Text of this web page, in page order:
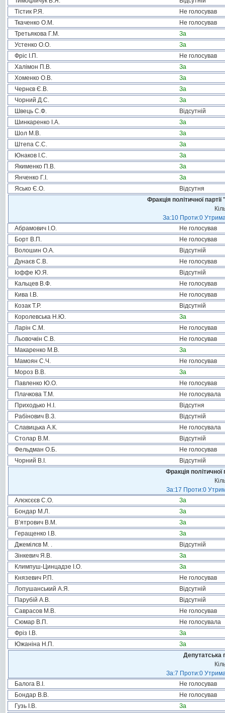
Тістик Р.Я.
Не голосував
Ткаченко О.М.
Не голосував
Третьякова Г.М.
За
Устенко О.О.
За
Фріс І.П.
Не голосував
Халімон П.В.
За
Хоменко О.В.
За
Чернєв Є.В.
За
Чорний Д.С.
За
Швець С.Ф.
Відсутній
Шинкаренко І.А.
За
Шол М.В.
За
Штепа С.С.
За
Юнаков І.С.
За
Якименко П.В.
За
Янченко Г.І.
За
Ясько Є.О.
Відсутня
Фракція політичної
За:10 Проти:0
Абрамович І.О.
Не голосував
Борт В.П.
Не голосував
Волошин О.А.
Відсутній
Дунаєв С.В.
Не голосував
Іоффе Ю.Я.
Відсутній
Кальцев В.Ф.
Не голосував
Кива І.В.
Не голосував
Козак Т.Р.
Відсутній
Королевська Н.Ю.
За
Ларін С.М.
Не голосував
Льовочкін С.В.
Не голосував
Макаренко М.В.
За
Мамоян С.Ч.
Не голосував
Мороз В.В.
За
Павленко Ю.О.
Не голосував
Плачкова Т.М.
Не голосувала
Приходько Н.І.
Відсутня
Рабінович В.З.
Відсутній
Славицька А.К.
Не голосувала
Столар В.М.
Відсутній
Фельдман О.Б.
Не голосував
Чорний В.І.
Відсутній
Фракція
За:17 Проти:0
Алєксєєв С.О.
За
Бондар М.Л.
За
В’ятрович В.М.
За
Геращенко І.В.
За
Джемілєв М. .
Відсутній
Зінкевич Я.В.
За
Климпуш-Цинцадзе І.О.
За
Князевич Р.П.
Не голосував
Лопушанський А.Я.
Відсутній
Парубій А.В.
Відсутній
Саврасов М.В.
Не голосував
Сюмар В.П.
Не голосувала
Фріз І.В.
За
Южаніна Н.П.
За
Депутатська
За:7 Проти:0
Балога В.І.
Не голосував
Бондар В.В.
Не голосував
Гузь І.В.
За